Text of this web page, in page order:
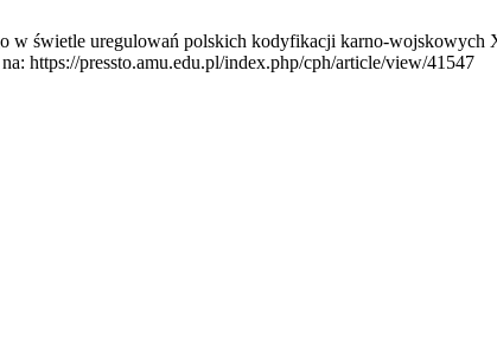
w świetle uregulowań polskich kodyfikacji karno-
https://pressto.amu.edu.pl/index.php/cph/article/view/41547